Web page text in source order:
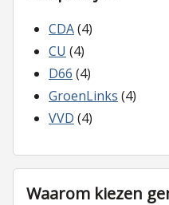
CDA(4)
CU (4)
D66 (4)
GroenLinks (4)
VVD (4)
Waarom kiezen